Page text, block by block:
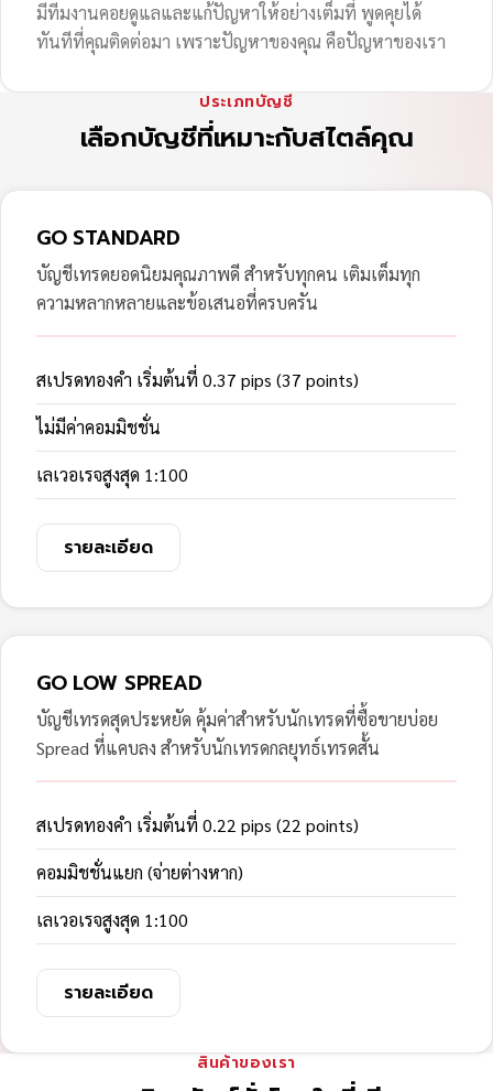
มีทีมงานคอยดูแลและแก้ปัญหาให้อย่างเต็มที่ พูดคุยได้
ทันทีที่คุณติดต่อมา เพราะปัญหาของคุณ คือปัญหาของเรา
ประเภทบัญชี
เลือกบัญชีที่เหมาะกับสไตล์คุณ
GO STANDARD
บัญชีเทรดยอดนิยมคุณภาพดี สำหรับทุกคน เติมเต็มทุก
ความหลากหลายและข้อเสนอที่ครบครัน
สเปรดทองคำ เริ่มต้นที่ 0.37 pips (37 points)
ไม่มีค่าคอมมิชชั่น
เลเวอเรจสูงสุด 1:100
รายละเอียด
GO LOW SPREAD
บัญชีเทรดสุดประหยัด คุ้มค่าสำหรับนักเทรดที่ซื้อขายบ่อย
Spread ที่แคบลง สำหรับนักเทรดกลยุทธ์เทรดสั้น
สเปรดทองคำ เริ่มต้นที่ 0.22 pips (22 points)
คอมมิชชั่นแยก (จ่ายต่างหาก)
เลเวอเรจสูงสุด 1:100
รายละเอียด
สินค้าของเรา